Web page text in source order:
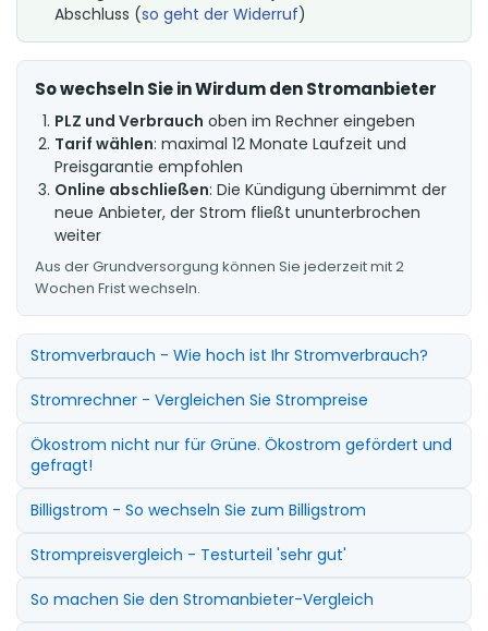
Abschluss (so geht der Widerruf)
So wechseln Sie in Wirdum den Stromanbieter
PLZ und Verbrauch oben im Rechner eingeben
Tarif wählen: maximal 12 Monate Laufzeit und
Preisgarantie empfohlen
Online abschließen: Die Kündigung übernimmt der
neue Anbieter, der Strom fließt ununterbrochen
weiter
Aus der Grundversorgung können Sie jederzeit mit 2
Wochen Frist wechseln.
Stromverbrauch - Wie hoch ist Ihr Stromverbrauch?
Stromrechner - Vergleichen Sie Strompreise
Ökostrom nicht nur für Grüne. Ökostrom gefördert und
gefragt!
Billigstrom - So wechseln Sie zum Billigstrom
Strompreisvergleich - Testurteil 'sehr gut'
So machen Sie den Stromanbieter-Vergleich